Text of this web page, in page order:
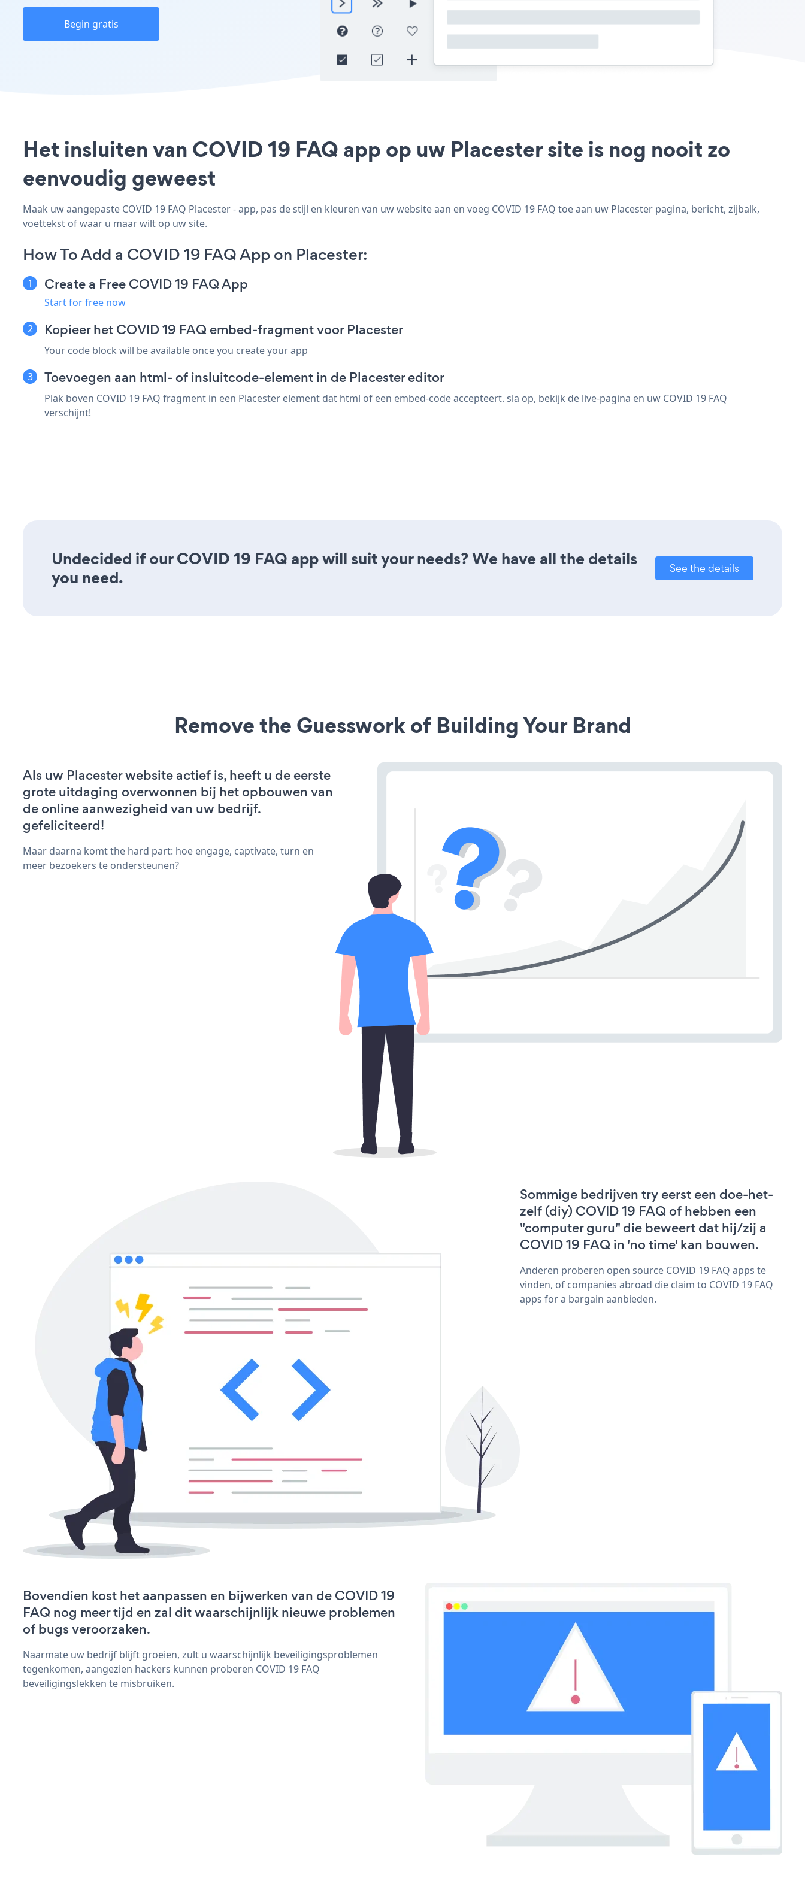
Begin gratis
Het insluiten van COVID 19 FAQ app op uw Placester site is nog nooit zo
eenvoudig geweest
Maak uw aangepaste COVID 19 FAQ Placester - app, pas de stijl en kleuren van uw website aan en voeg COVID 19 FAQ toe aan uw Placester pagina, bericht, zijbalk,
voettekst of waar u maar wilt op uw site.
How To Add a COVID 19 FAQ App on Placester:
Create a Free COVID 19 FAQ App
Start for free now
Kopieer het COVID 19 FAQ embed-fragment voor Placester
Your code block will be available once you create your app
Toevoegen aan html- of insluitcode-element in de Placester editor
Plak boven COVID 19 FAQ fragment in een Placester element dat html of een embed-code accepteert. sla op, bekijk de live-pagina en uw COVID 19 FAQ
verschijnt!
Undecided if our COVID 19 FAQ app will suit your needs? We have all the details
you need.
See the details
Remove the Guesswork of Building Your Brand
Als uw Placester website actief is, heeft u de eerste
grote uitdaging overwonnen bij het opbouwen van
de online aanwezigheid van uw bedrijf.
gefeliciteerd!
Maar daarna komt the hard part: hoe engage, captivate, turn en
meer bezoekers te ondersteunen?
Sommige bedrijven try eerst een doe-het-
zelf (diy) COVID 19 FAQ of hebben een
"computer guru" die beweert dat hij/zij a
COVID 19 FAQ in 'no time' kan bouwen.
Anderen proberen open source COVID 19 FAQ apps te
vinden, of companies abroad die claim to COVID 19 FAQ
apps for a bargain aanbieden.
Bovendien kost het aanpassen en bijwerken van de COVID 19
FAQ nog meer tijd en zal dit waarschijnlijk nieuwe problemen
of bugs veroorzaken.
Naarmate uw bedrijf blijft groeien, zult u waarschijnlijk beveiligingsproblemen
tegenkomen, aangezien hackers kunnen proberen COVID 19 FAQ
beveiligingslekken te misbruiken.